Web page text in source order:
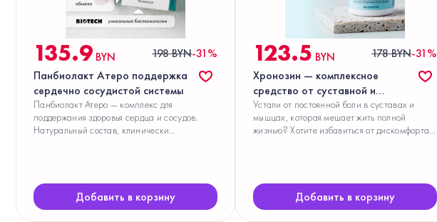
135.9 BYN 198 BYN-31%
Панбиолакт Атеро поддержка
сердечно сосудистой системы
Панбиолакт Атеро — комплекс для
поддержания здоровья сердца и сосудов.
Натуральный состав, клинически
Добавить в корзину
123.5 BYN 178 BYN-31%
Хронозин — комплексное
средство от суставной и
мышечной боли без вреда для
желудка
Устали от постоянной боли в суставах и
мышцах, которая мешает жить полной
жизнью? Хотите избавиться от дискомфорта
Добавить в корзину